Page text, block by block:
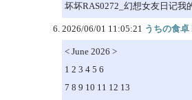
坏坏RAS0272_幻想女友日记我
2026/06/01 11:05:21 うちの食
< June 2026 >
1 2 3 4 5 6
7 8 9 10 11 12 13